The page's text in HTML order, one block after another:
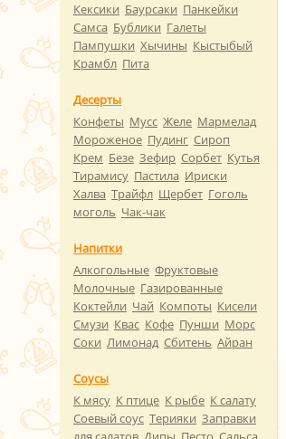
Кексики Баурсаки Панкейки
Самса Бублики Галеты
Пампушки Хычины Кыстыбый
Крамбл Пита
Десерты
Конфеты Мусс Желе Мармелад
Мороженое Пудинг Сироп
Крем Безе Зефир Сорбет Кутья
Тирамису Пастила Ириски
Халва Трайфл Щербет Гоголь
моголь Чак-чак
Напитки
Алкогольные Фруктовые
Молочные Газированные
Коктейли Чай Компоты Кисели
Смузи Квас Кофе Пунши Морс
Соки Лимонад Сбитень Айран
Соусы
К мясу К птице К рыбе К салату
Соевый соус Терияки Заправки